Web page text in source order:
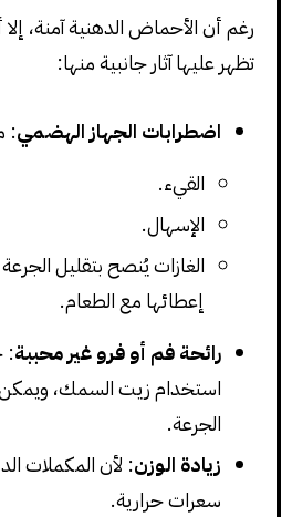
رغم أن الأحماض الدهنية آمنة،
تظهر عليها آثار جانبية منها:
اضطرابات الجهاز الهضمي:
القيء.
الإسهال.
الغازات يُنصح بتقليل
إعطائها مع الطعام.
رائحة فم أو فرو غير محببة:
استخدام زيت السمك، ويمكن
الجرعة.
زيادة الوزن: لأن المكملات
سعرات حرارية.